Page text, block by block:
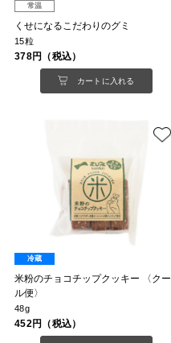
常温
くせになるこだわりのグミ
15粒
378円（税込）
カートに入れる
冷蔵
米粉のチョコチップクッキー 〈クー
ル便〉
48g
452円（税込）